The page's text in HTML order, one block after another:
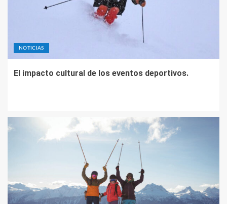
NOTICIAS
El impacto cultural de los eventos deportivos.